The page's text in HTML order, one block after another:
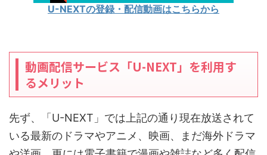
U-NEXTの登録・配信動画はこちらから
動画配信サービス「U-NEXT」を利用す
るメリット
先ず、「U-NEXT」では上記の通り現在放送されて
いる最新のドラマやアニメ、映画、まだ海外ドラマ